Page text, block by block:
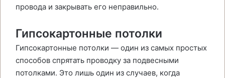
провода и закрывать его неправильно.
Гипсокартонные потолки
Гипсокартонные потолки — один из самых простых
способов спрятать проводку за подвесными
потолками. Это лишь один из случаев, когда